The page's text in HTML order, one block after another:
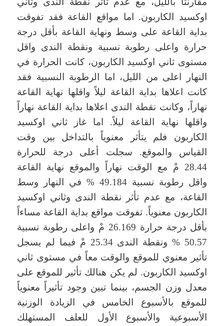
اوكسيد الكاربون. اما مواقع القاعة فقد تفوقت
بداية القاعة على وسط ونهاية القاعة بأقل درجة
حرارة واعلى رطوبة نسبية ونقطة الندى واقل
مستوى ثاني اوكسيد الكاربون، كانت الحرارة في
النهار اعلى من الليل، اما الرطوبة النسبية فقد
كانت اعلاها بداية القاعة ليلاً واقلها نهاية القاعة
نهاراً، وكانت نقطة الندى اعلاها بداية القاعة نهاراً
واقلها نهاية القاعة ليلاً. اما غاز ثاني اوكسيد
الكاربون فلم يتأثر معنوياً بالتداخل بين وقت
القياس والموقع. سجلت أعلى درجة للحرارة
28.44 مْ مع الوقت نهاراً والموقع نهاية القاعة
واقل رطوبة نسبية 49.184 % في النهار وسط
القاعة، مع عدم تأثر نقطة الندى وثاني اوكسيد
الكاربون معنوياً. تفوقت مواقع بداية القاعة مساءاً
بأقل درجة حرارة 26.169 مْ واعلى رطوبة نسبية
50.57 % ونقطة الندى 25.34 مْ فيما لم يسجل
تأثير معنوي للموقع والوقت معاً في مستوى ثاني
اوكسيد الكاربون. لم يكن هنالك تأثير للموقع على
معدل وزن الجسم، بينما تبين وجود تأثيراً معنوياً
للموقع بالأسبوع الخامس في الزيادة الوزنية
الأسبوعية والأسبوع الأول للعلف المستهلك